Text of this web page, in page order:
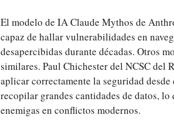
El modelo de IA Claude Mythos de
capaz de hallar vulnerabilidades en
desapercibidas durante décadas. Otros
similares. Paul Chichester del NCSC del
aplicar correctamente la seguridad
recopilar grandes cantidades de datos,
enemigas en conflictos modernos.